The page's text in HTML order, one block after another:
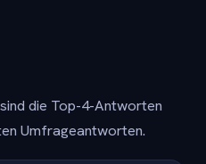
die Top-4-Antworten
Umfrageantworten.